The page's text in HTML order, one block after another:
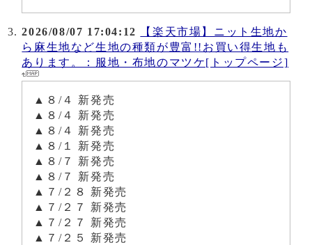
2026/08/07 17:04:12
【楽天市場】ニット生地か
ら麻生地など生地の種類が豊富!!お買い得生地も
あります。：服地・布地のマツケ[トップページ]
▲８/４ 新発売
▲８/４ 新発売
▲８/４ 新発売
▲８/１ 新発売
▲８/７ 新発売
▲８/７ 新発売
▲７/２８ 新発売
▲７/２７ 新発売
▲７/２７ 新発売
▲７/２５ 新発売